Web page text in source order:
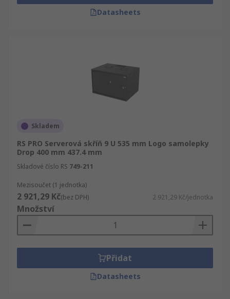
Datasheets
Skladem
RS PRO Serverová skříň 9 U 535 mm Logo samolepky
Drop 400 mm 437.4 mm
Skladové číslo RS 749-211
Mezisoučet (1 jednotka)
2 921,29 Kč(bez DPH) 2 921,29 Kč/jednotka
Množství
Přidat
Datasheets